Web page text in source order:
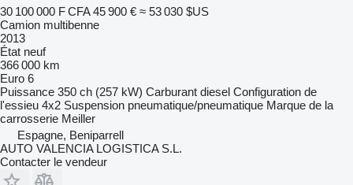
30 100 000 F CFA 45 900 € ≈ 53 030 $US
Camion multibenne
2013
État neuf
366 000 km
Euro 6
Puissance 350 ch (257 kW) Carburant diesel Configuration de
l'essieu 4x2 Suspension pneumatique/pneumatique Marque de la
carrosserie Meiller
Espagne, Beniparrell
AUTO VALENCIA LOGISTICA S.L.
Contacter le vendeur